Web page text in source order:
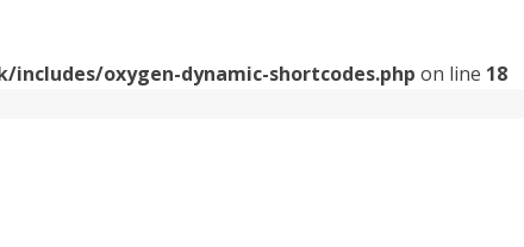
oxygen-dynamic-shortcodes.php on line 18